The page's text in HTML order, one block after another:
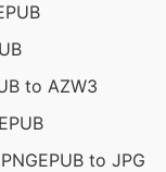
to AZW3
EPUB to JPG